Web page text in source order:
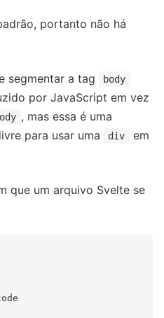
portanto não há
segmentar a tag body
por JavaScript em vez
, mas essa é uma
para usar uma
div
em
que um arquivo Svelte se